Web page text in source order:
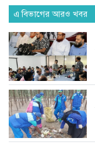
এ বিভাগের আরও খবর